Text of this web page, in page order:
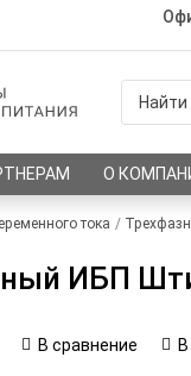
О
тока
ИБП
В сравнение